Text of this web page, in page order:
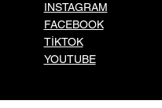
INSTAGRAM
FACEBOOK
TİKTOK
YOUTUBE